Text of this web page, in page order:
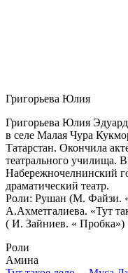
Григорьева Юлия
Григорьева Юлия
в селе Малая Чура
Татарстан. Окончила
театрального училища.
Набережночелнинский
драматический театр.
Роли: Рушан (М. Файзи.
А.Ахметгалиева. «Тут
( И. Зайниев. « Пробка»)
Роли
Амина